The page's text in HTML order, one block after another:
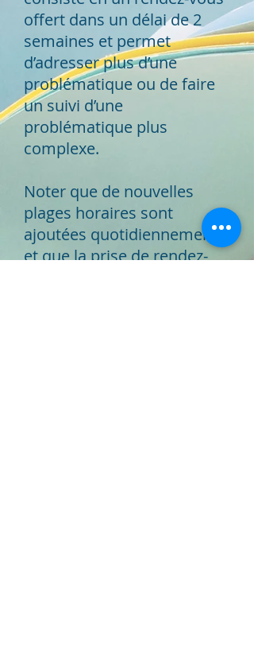
offert dans un délai de 2
semaines et permet
d’adresser plus d’une
problématique ou de faire
un suivi d’une
problématique plus
complexe.
Noter que de nouvelles
plages horaires sont
ajoutées quotidiennement
et que la prise de rendez-